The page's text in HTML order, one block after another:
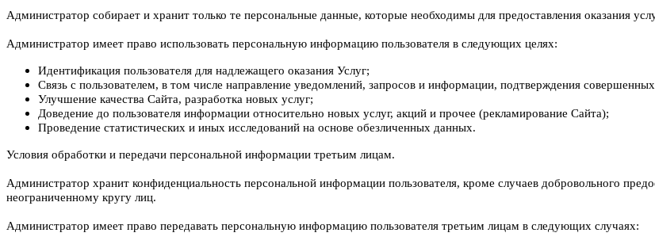
Администратор собирает и хранит только те персональные данные, которые необходимы для предоставления оказания
Администратор имеет право использовать персональную информацию пользователя в следующих целях:
Идентификация пользователя для надлежащего оказания Услуг;
Связь с пользователем, в том числе направление уведомлений, запросов и информации, подтверждения
Улучшение качества Сайта, разработка новых услуг;
Доведение до пользователя информации относительно новых услуг, акций и прочее (рекламирование Сайта);
Проведение статистических и иных исследований на основе обезличенных данных.
Условия обработки и передачи персональной информации третьим лицам.
Администратор хранит конфиденциальность персональной информации пользователя, кроме случаев добровольного
неограниченному кругу лиц.
Администратор имеет право передавать персональную информацию пользователя третьим лицам в следующих случаях: